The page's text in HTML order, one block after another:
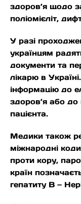
здоров’я щодо
поліомієліт,
У разі
українцям
документи та
лікарю в
інформацію до
здоров’я або до
пацієнта.
Медики також
міжнародні
проти кору,
країн
гепатиту В —